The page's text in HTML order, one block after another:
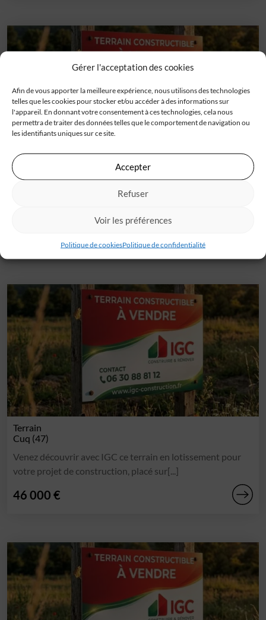
Gérer l'acceptation des cookies
Afin de vous apporter la meilleure expérience, nous utilisons des technologies
telles que les cookies pour stocker et/ou accéder à des informations sur
l'appareil. En donnant votre consentement à ces technologies, cela nous
permettra de traiter des données telles que le comportement de navigation ou
les identifiants uniques sur ce site.
Accepter
Refuser
Voir les préférences
Politique de cookiesPolitique de confidentialité
Terrain
Cuq (47)
Venez découvrir avec IGC ce terrain en lotissement pour
Terrain
Cuq (47)
Venez découvrir avec IGC ce terrain en lotissement pour
votre projet de construction, placé sur[...]
46 000 €